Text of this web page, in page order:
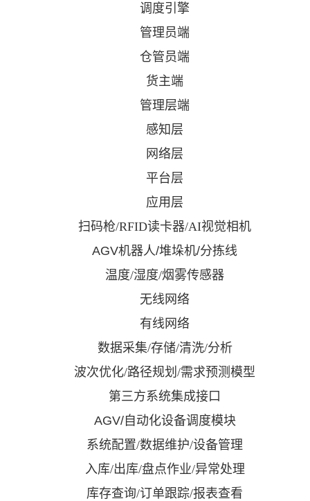
调度引擎
管理员端
仓管员端
货主端
管理层端
感知层
网络层
平台层
应用层
扫码枪/RFID读卡器/AI视觉相机
AGV机器人/堆垛机/分拣线
温度/湿度/烟雾传感器
无线网络
有线网络
数据采集/存储/清洗/分析
波次优化/路径规划/需求预测模型
第三方系统集成接口
AGV/自动化设备调度模块
系统配置/数据维护/设备管理
入库/出库/盘点作业/异常处理
库存查询/订单跟踪/报表查看